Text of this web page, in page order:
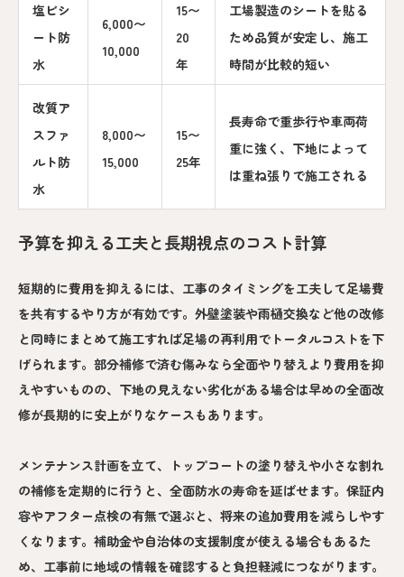
塩ビシ
ート防
水
6,000〜
10,000
15〜
20
年
工場製造のシートを貼る
ため品質が安定し、施工
時間が比較的短い
改質ア
スファ
ルト防
水
8,000〜
15,000
15〜
25年
長寿命で重歩行や車両荷
重に強く、下地によって
は重ね張りで施工される
予算を抑える工夫と長期視点のコスト計算
短期的に費用を抑えるには、工事のタイミングを工夫して足場費
を共有するやり方が有効です。外壁塗装や雨樋交換など他の改修
と同時にまとめて施工すれば足場の再利用でトータルコストを下
げられます。部分補修で済む傷みなら全面やり替えより費用を抑
えやすいものの、下地の見えない劣化がある場合は早めの全面改
修が長期的に安上がりなケースもあります。
メンテナンス計画を立て、トップコートの塗り替えや小さな割れ
の補修を定期的に行うと、全面防水の寿命を延ばせます。保証内
容やアフター点検の有無で選ぶと、将来の追加費用を減らしやす
くなります。補助金や自治体の支援制度が使える場合もあるた
め、工事前に地域の情報を確認すると負担軽減につながります。